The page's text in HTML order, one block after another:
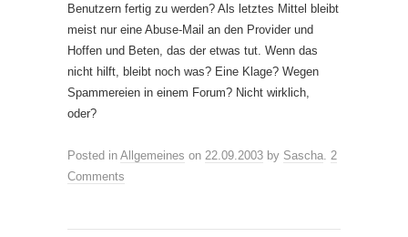
Benutzern fertig zu werden? Als letztes Mittel bleibt
meist nur eine Abuse-Mail an den Provider und
Hoffen und Beten, das der etwas tut. Wenn das
nicht hilft, bleibt noch was? Eine Klage? Wegen
Spammereien in einem Forum? Nicht wirklich,
oder?
Posted in Allgemeines on 22.09.2003 by Sascha. 2
Comments